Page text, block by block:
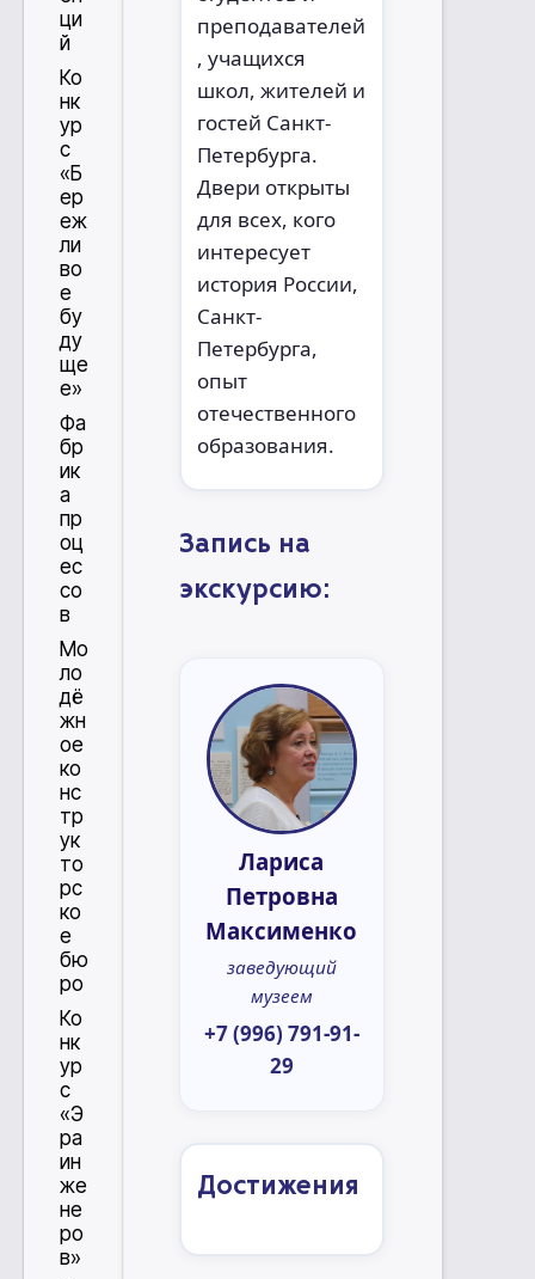
ци
й
Ко
нк
ур
с
«Б
ер
еж
ли
во
е
бу
ду
ще
е»
Фа
бр
ик
а
пр
оц
ес
со
в
Мо
ло
дё
жн
ое
ко
нс
тр
ук
то
рс
ко
е
бю
ро
Ко
нк
ур
с
«Э
ра
ин
же
не
ро
в»
преподавателей
, учащихся
школ, жителей и
гостей Санкт-
Петербурга.
Двери открыты
для всех, кого
интересует
история России,
Санкт-
Петербурга,
опыт
отечественного
образования.
Запись на
экскурсию:
Лариса
Петровна
Максименко
заведующий
музеем
+7 (996) 791-91-
29
Достижения